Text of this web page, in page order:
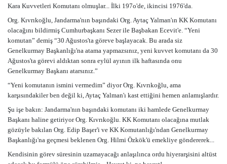
Kara Kuvvetleri Komutanı olmuşlar... İlki 197o'de, ikincisi 1976'da.
Org. Kıvrıkoğlu, Jandarma'nın başındaki Org. Aytaç Yalman'ın KK Komutanı
olacağını bildirmiş Cumhurbaşkanı Sezer ile Başbakan Ecevit'e. “Yeni
komutan” demiş “30 Ağustos'ta göreve başlayacak. Bu arada siz
Genelkurmay Başkanlığı'na atama yapmazsınız, yeni kuvvet komutanı da 30
Ağustos'ta görevi aldıktan sonra eylül ayının ilk haftasında onu
Genelkurmay Başkanı atarsınız.”
“Yeni komutanın ismini vermedim” diyor Org. Kıvrıkoğlu, ama
karşısındakiler ben değil ki, Aytaç Yalman'ı kast ettiğini hemen anlamışlardır.
Şu işe bakın: Jandarma'nın başındaki komutanı iki hamlede Genelkurmay
Başkanı haline getiriyor Org. Kıvrıkoğlu. KK Komutanı olacağına mutlak
gözüyle bakılan Org. Edip Başer'i ve KK Komutanlığı'ndan Genelkurmay
Başkanlığı'na geçmesi beklenen Org. Hilmi Özkök'ü emekliye göndererek...
Kendisinin görev süresinin uzamayacağı anlaşılınca ordu hiyerarşisini altüst